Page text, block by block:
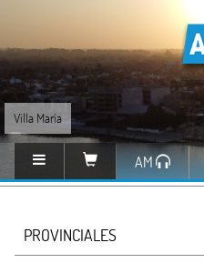
Villa María
AM
PROVINCIALES